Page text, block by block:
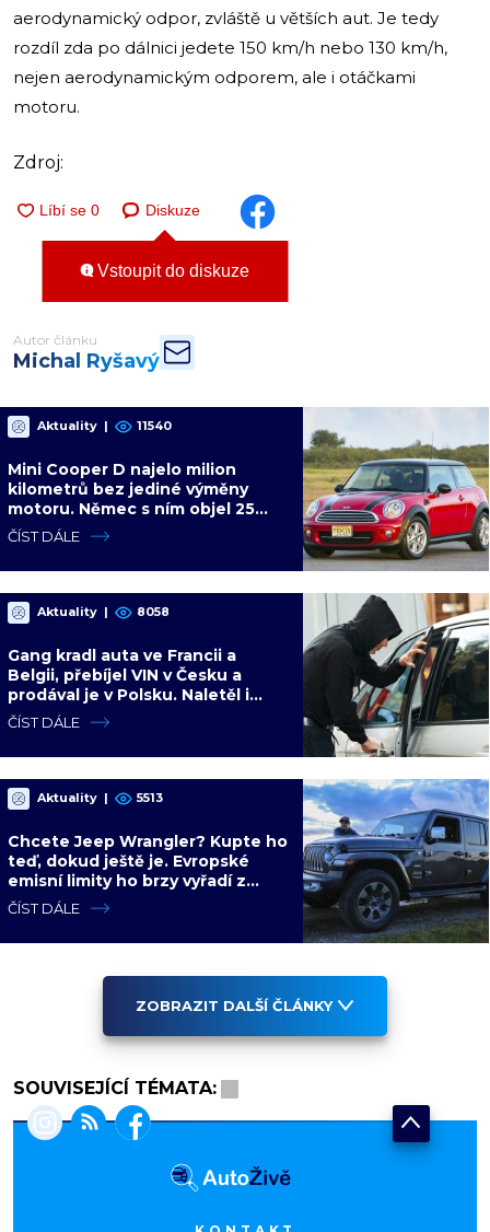
aerodynamický odpor, zvláště u větších aut. Je tedy
rozdíl zda po dálnici jedete 150 km/h nebo 130 km/h,
nejen aerodynamickým odporem, ale i otáčkami
motoru.
Zdroj:
Diskuze
Vstoupit do diskuze
Autor článku
Michal Ryšavý
Aktuality | 11540
Mini Cooper D najelo milion
kilometrů bez jediné výměny
motoru. Němec s ním objel 25
zemí a míří na další milion
ČÍST DÁLE
Aktuality | 8058
Gang kradl auta ve Francii a
Belgii, přebíjel VIN v Česku a
prodával je v Polsku. Naletěl i
polský vicepremiér
ČÍST DÁLE
Aktuality | 5513
Chcete Jeep Wrangler? Kupte ho
teď, dokud ještě je. Evropské
emisní limity ho brzy vyřadí z
nabídky nadobro
ČÍST DÁLE
ZOBRAZIT DALŠÍ ČLÁNKY
SOUVISEJÍCÍ TÉMATA: